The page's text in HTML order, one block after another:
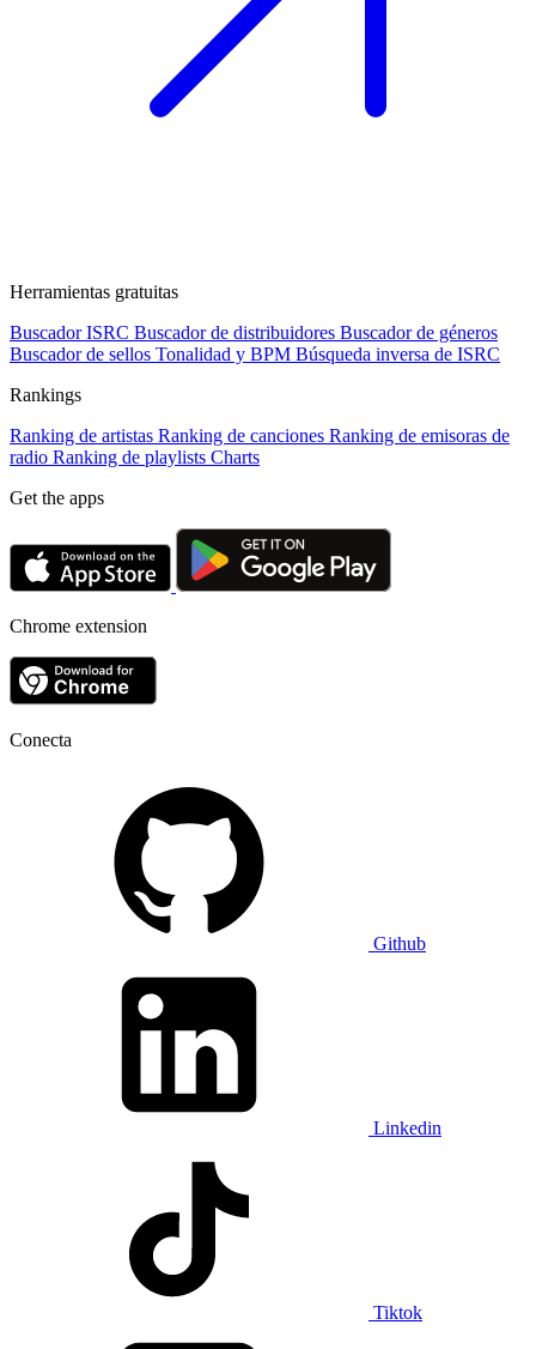
Herramientas gratuitas
Buscador ISRC Buscador de distribuidores Buscador de géneros
Buscador de sellos Tonalidad y BPM Búsqueda inversa de ISRC
Rankings
Ranking de artistas Ranking de canciones Ranking de emisoras de
radio Ranking de playlists Charts
Get the apps
Chrome extension
Conecta
Github
Linkedin
Tiktok